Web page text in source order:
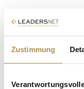
Zustimmung